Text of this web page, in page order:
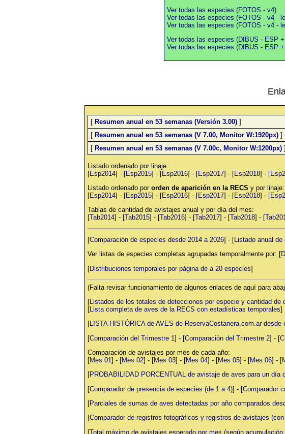
Ver todas las especies (FOTOS - v4)
Ver todas las especies (FOTOS - v4 -
Ver todas las especies (FOTOS - v4 -
Ver todas las especies (DIBUS - ESP
Ver todas las especies (DIBUS - ESP
[ Resumen anual en 53 semanas (Versión 3.00) ]
[ Resumen anual en 53 semanas (V 7.00, Monitor W:1920px) ]
[ Resumen anual en 53 semanas (V 7.00c, Monitor W:1200px)
Listado ordenado por linaje:
[Esp2014] - [Esp2015] - [Esp2016] - [Esp2017] - [Esp2018] - [
Listado ordenado por orden de aparición en la RECS y por linaje:
[Esp2014] - [Esp2015] - [Esp2016] - [Esp2017] - [Esp2018] - [
Tablas de cantidad de avistajes anual y por día del mes:
[Tab2014] - [Tab2015] - [Tab2016] - [Tab2017] - [Tab2018] - [
[Comparación de especies desde 2014 a 2026] - [ Listado anual
Ver listas de especies completas agrupadas temporalmente por: [
[Distribuciones temporales por página de a 20 especies]
(Falta revisar funcionamiento de algunos enlaces de aquí para
[ Listados de los totales de detecciones por especie y cantidad
[ Lista completa de aves de la RECS con estadísticas temporales]
[LISTA HISTÓRICA de AVES de ReservaCostanera.com.ar desde
[Comparación del Trimestre 1] - [Comparación del Trimestre 2] - [
Comparación de avistajes por mes de cada año:
[Mes 01 ] - [Mes 02] - [Mes 03] - [Mes 04] - [Mes 05] - [Mes 06] - [
[PROBABILIDAD PORCENTUAL de avistaje de aves para un día
[Comparador de presencia de especies (de 1 a 4)] - [Comparador
[Parciales de sumas de aves detectadas por año comparados
[Comparador de registros fotográficos y registros de avistajes
[Total máximo de avistajes esperado por mes (según acumulación